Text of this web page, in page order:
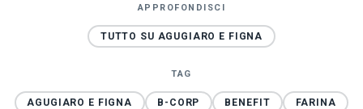
APPROFONDISCI
TUTTO SU AGUGIARO E FIGNA
TAG
AGUGIARO E FIGNA B-CORP BENEFIT
FARINA